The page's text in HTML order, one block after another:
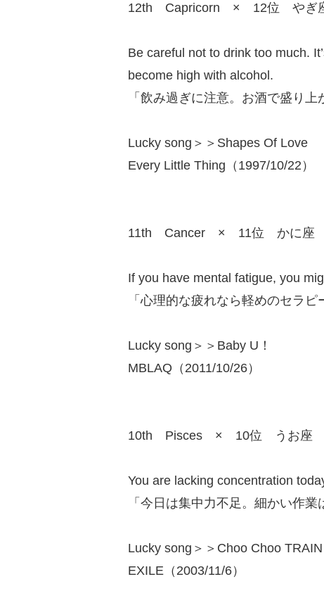
12th Capricorn × 12位 やぎ
Be careful not to drink too much.
become high with alcohol.
「飲み過ぎに注意。お酒で盛り上
Lucky song＞＞Shapes Of Love
Every Little Thing（1997/10/22）
11th Cancer × 11位 かに座
If you have mental fatigue, you
「心理的な疲れなら軽めのセラピ
Lucky song＞＞Baby U！
MBLAQ（2011/10/26）
10th Pisces × 10位 うお座
You are lacking concentration
「今日は集中力不足。細かい作業
Lucky song＞＞Choo Choo TRAIN
EXILE（2003/11/6）